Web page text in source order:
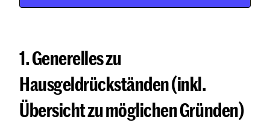
1. Generelles zu
Hausgeldrückständen (inkl.
Übersicht zu möglichen Gründen)